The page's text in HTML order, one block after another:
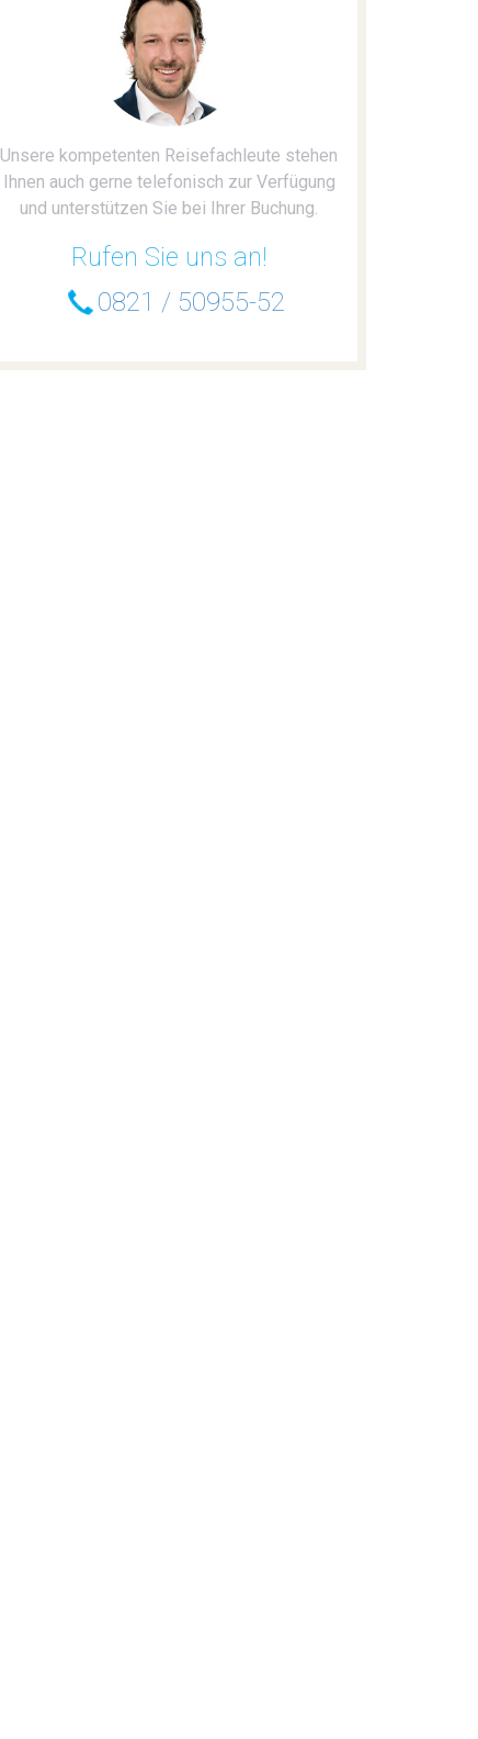
Unsere kompetenten Reisefachleute stehen
Ihnen auch gerne telefonisch zur Verfügung
und unterstützen Sie bei Ihrer Buchung.
Rufen Sie uns an!
0821 / 50955-52